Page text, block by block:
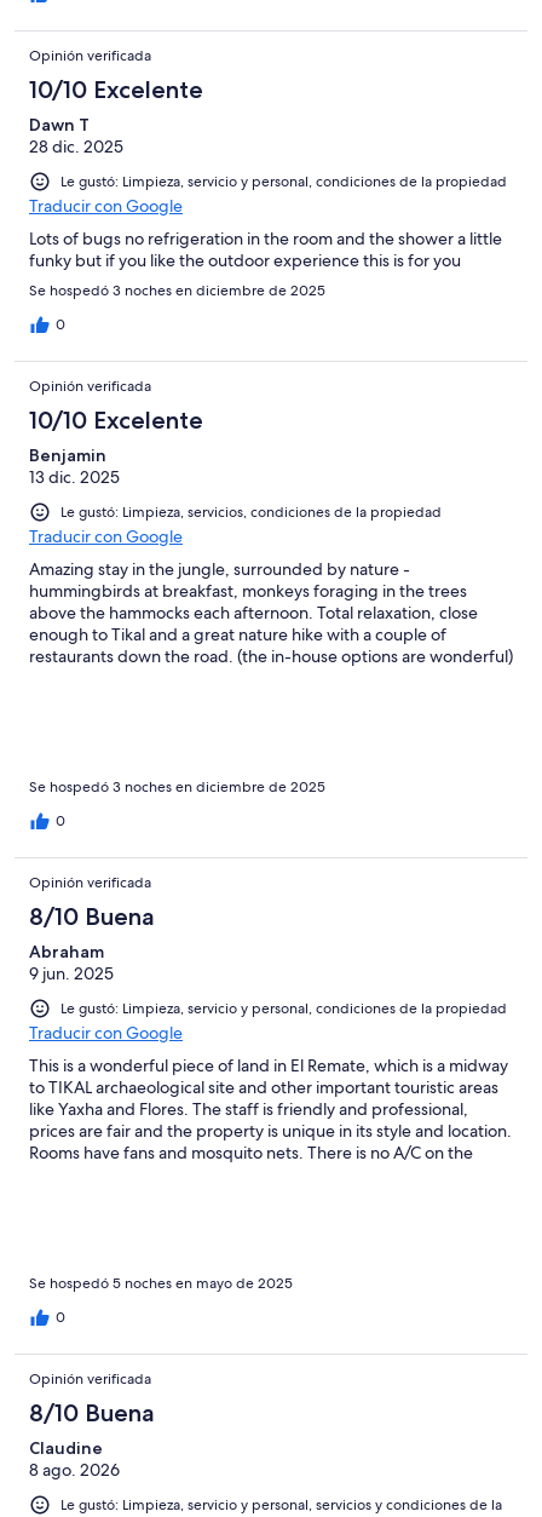
Opinión verificada
10/10 Excelente
Dawn T
28 dic. 2025
Le gustó: Limpieza, servicio y personal, condiciones de la propiedad
Traducir con Google
Lots of bugs no refrigeration in the room and the shower a little
funky but if you like the outdoor experience this is for you
Se hospedó 3 noches en diciembre de 2025
0
Opinión verificada
10/10 Excelente
Benjamin
13 dic. 2025
Le gustó: Limpieza, servicios, condiciones de la propiedad
Traducir con Google
Amazing stay in the jungle, surrounded by nature -
hummingbirds at breakfast, monkeys foraging in the trees
above the hammocks each afternoon. Total relaxation, close
enough to Tikal and a great nature hike with a couple of
restaurants down the road. (the in-house options are wonderful)
Simple but beautiful.
Se hospedó 3 noches en diciembre de 2025
0
Opinión verificada
8/10 Buena
Abraham
9 jun. 2025
Le gustó: Limpieza, servicio y personal, condiciones de la propiedad
Traducir con Google
This is a wonderful piece of land in El Remate, which is a midway
to TIKAL archaeological site and other important touristic areas
like Yaxha and Flores. The staff is friendly and professional,
prices are fair and the property is unique in its style and location.
Rooms have fans and mosquito nets. There is no A/C on the
spectacular views are also to remark. There is no wifi on rooms,
only in the main restaurant area. It is important to note that they
will charge an extra 5% if you pay using your Credit Card. Food is
prepared on request and I personally like the hotcakes and the
traditional Guatemalan breakfast. (not included but at an
affordable price)
Se hospedó 5 noches en mayo de 2025
0
Opinión verificada
8/10 Buena
Claudine
8 ago. 2026
Le gustó: Limpieza, servicio y personal, servicios y condiciones de la